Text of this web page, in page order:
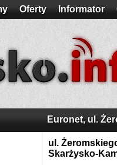
Oferty Informator
Euronet, ul.
ul.
Skarżysko-